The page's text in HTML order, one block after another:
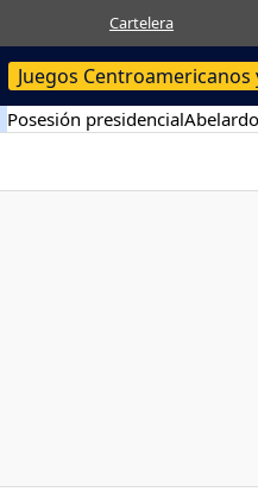
Cartelera
Juegos Centroamericanos
Posesión presidencial